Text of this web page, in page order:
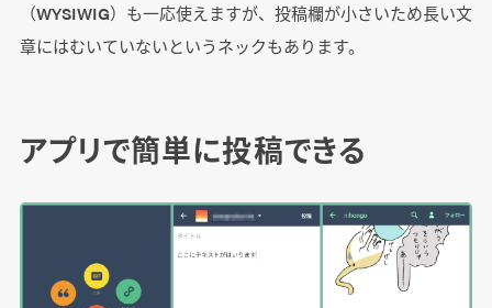
（WYSIWIG）も一応使えますが、投稿欄が小さいため長い文
章にはむいていないというネックもあります。
アプリで簡単に投稿できる